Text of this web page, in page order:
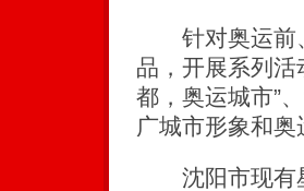
针对奥运前、
品，开展系列
都，奥运城市”
广城市形象和奥
沈阳市现有星